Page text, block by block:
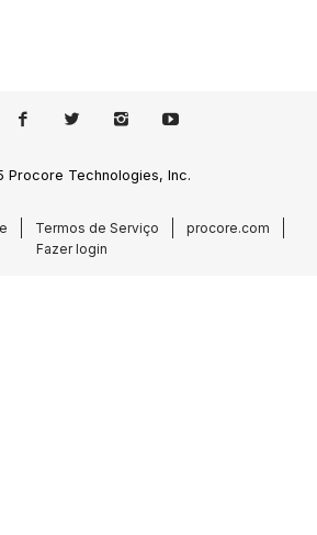
Procore Technologies, Inc.
Termos de Serviço
procore.com
Fazer login